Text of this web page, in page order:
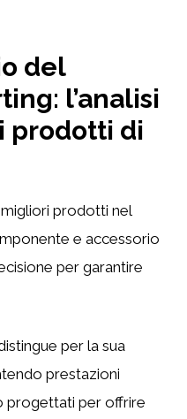
del
l’analisi
prodotti di
prodotti nel
e accessorio
per garantire
per la sua
prestazioni
progettati per offrire